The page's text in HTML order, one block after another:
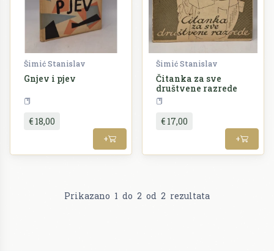
Šimić Stanislav
Gnjev i pjev
€ 18,00
+
Šimić Stanislav
Čitanka za sve
društvene razrede
€ 17,00
+
Prikazano 1 do 2 od 2 rezultata